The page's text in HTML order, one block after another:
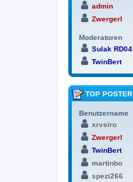
admin
Zwergerl
Moderatoren
Sulak RD04
TwinBert
TOP POSTER
Benutzername
xrvsiro
Zwergerl
TwinBert
martinbo
spezi266